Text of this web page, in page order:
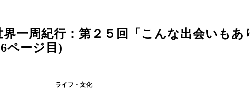
界一周紀行：第２５回「こんな出会いも
ページ目)
ライフ・文化